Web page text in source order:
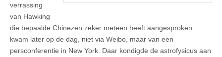
verrassing
van Hawking
die bepaalde Chinezen zeker meteen heeft aangesproken
kwam later op de dag, niet via Weibo, maar van een
persconferentie in New York. Daar kondigde de astrofysicus aan